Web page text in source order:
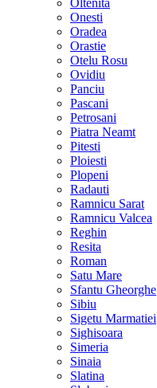
Oltenita
Onesti
Oradea
Orastie
Otelu Rosu
Ovidiu
Panciu
Pascani
Petrosani
Piatra Neamt
Pitesti
Ploiesti
Plopeni
Radauti
Ramnicu Sarat
Ramnicu Valcea
Reghin
Resita
Roman
Satu Mare
Sfantu Gheorghe
Sibiu
Sigetu Marmatiei
Sighisoara
Simeria
Sinaia
Slatina